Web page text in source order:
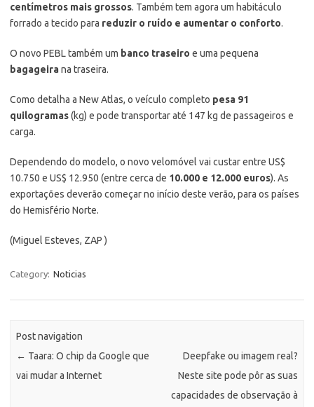
centímetros mais grossos. Também tem agora um habitáculo
forrado a tecido para reduzir o ruído e aumentar o conforto.
O novo PEBL também um banco traseiro e uma pequena
bagageirana traseira.
Como detalha a New Atlas, o veículo completo pesa 91
quilogramas(kg) e pode transportar até 147 kg de passageiros e
carga.
Dependendo do modelo, o novo velomóvel vai custar entre US$
10.750 e US$ 12.950 (entre cerca de 10.000 e 12.000 euros). As
exportações deverão começar no início deste verão, para os países
do Hemisfério Norte.
(Miguel Esteves, ZAP )
Category: Noticias
Post navigation
← Taara: O chip da Google que
vai mudar a Internet
Deepfake ou imagem real?
Neste site pode pôr as suas
capacidades de observação à